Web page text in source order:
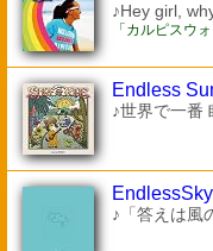
♪Hey girl,
「カルピスウ
Endless
♪世界で一番
EndlessSky
♪「答えは風